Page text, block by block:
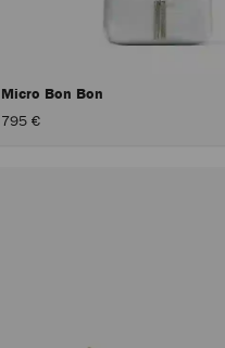
Micro Bon Bon
795 €